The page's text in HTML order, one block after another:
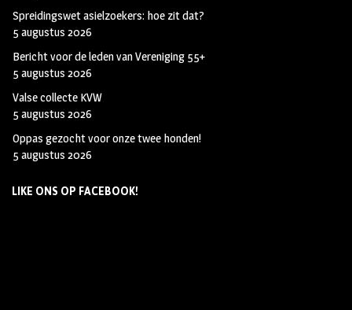
Spreidingswet asielzoekers: hoe zit dat?
5 augustus 2026
Bericht voor de leden van Vereniging 55+
5 augustus 2026
Valse collecte KVW
5 augustus 2026
Oppas gezocht voor onze twee honden!
5 augustus 2026
LIKE ONS OP FACEBOOK!